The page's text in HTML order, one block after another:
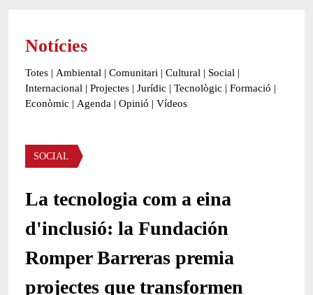
Notícies
Totes | Ambiental | Comunitari | Cultural | Social |
Internacional | Projectes | Jurídic | Tecnològic | Formació |
Econòmic | Agenda | Opinió | Vídeos
Àmbit de la notícia
SOCIAL
La tecnologia com a eina
d'inclusió: la Fundación
Romper Barreras premia
projectes que transformen